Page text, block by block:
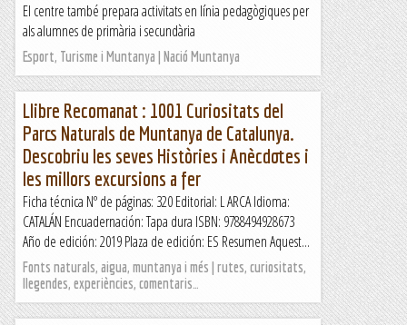
El centre també prepara activitats en línia pedagògiques per
als alumnes de primària i secundària
Esport, Turisme i Muntanya | Nació Muntanya
Llibre Recomanat : 1001 Curiositats del
Parcs Naturals de Muntanya de Catalunya.
Descobriu les seves Històries i Anècdotes i
les millors excursions a fer
Ficha técnica Nº de páginas: 320 Editorial: L ARCA Idioma:
CATALÁN Encuadernación: Tapa dura ISBN: 9788494928673
Año de edición: 2019 Plaza de edición: ES Resumen Aquest...
Fonts naturals, aigua, muntanya i més | rutes, curiositats,
llegendes, experiències, comentaris…